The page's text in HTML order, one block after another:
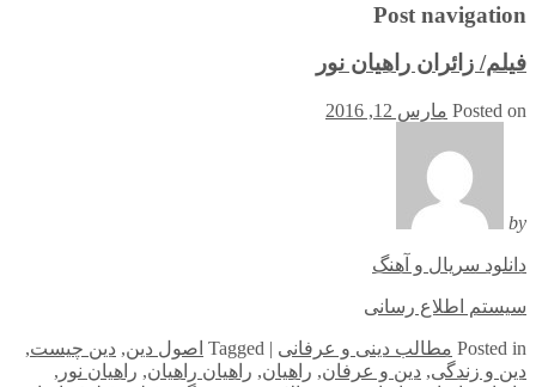
Post navigation
فیلم/ زائران راهیان نور
Posted on مارس 12, 2016
by
دانلود سریال و آهنگ
سیستم اطلاع رسانی
Posted in مطالب دینی و عرفانی |
Tagged اصول دین, دین چیست,
دین و زندگی, دین و عرفان, راهیان, راهیان راهیان, راهیان نور ,